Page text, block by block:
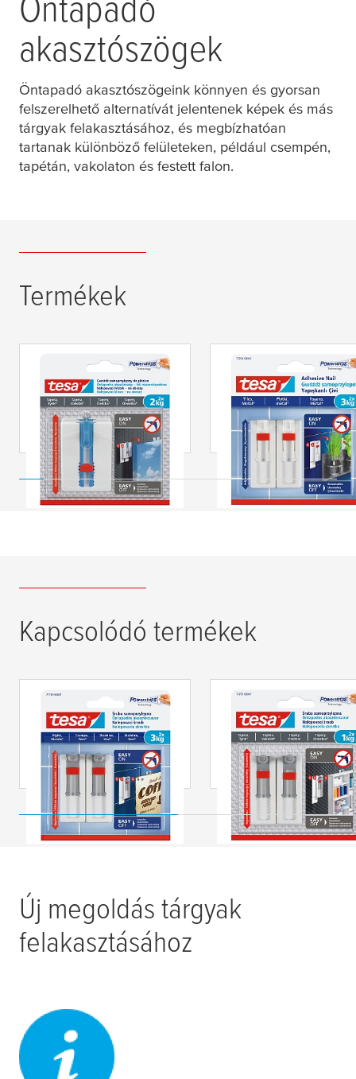
akasztószögek
Öntapadó akasztószögeink könnyen és gyorsan
felszerelhető alternatívát jelentenek képek és más
tárgyak felakasztásához, és megbízhatóan
tartanak különböző felületeken, például csempén,
tapétán, vakolaton és festett falon.
Termékek
tesa® Öntapadó
akasztószög
festővászonhoz
tapétára, vakolatra és
festett falra, 2 kg
súlyig
tesa® Állítható
öntapadó
csempéhez és
fémhez, 3 kg súlyig
Kapcsolódó termékek
tesa® Állítható
öntapadó
akasztócsavar
csempéhez és fém
felülethez 3kg súlyig
tesa® Állítható
öntapadó
akasztócsavar
tapétára és festett
falra 1 kg súlyig
Új megoldás tárgyak
felakasztásához